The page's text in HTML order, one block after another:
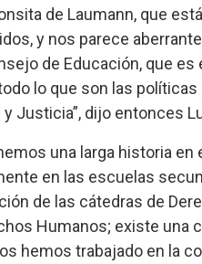
de Laumann, que
y nos parece
de Educación, que es
lo que son las políticas
Justicia”, dijo entonces
una larga historia en
en las escuelas
de las cátedras de
Humanos; existe una
hemos trabajado en la